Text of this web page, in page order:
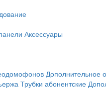
Аксессуары
Дополнительное
Трубки абонентские